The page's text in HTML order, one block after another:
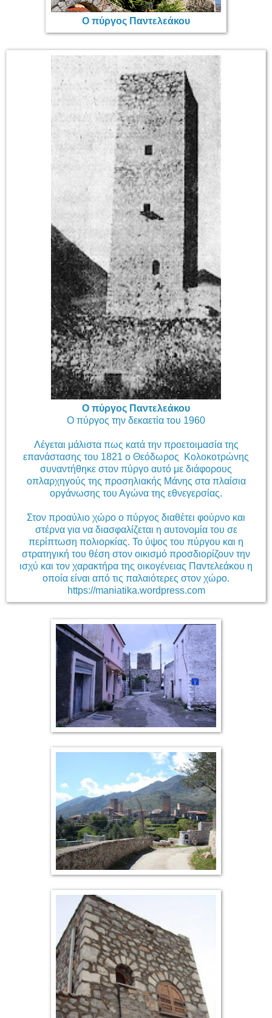
Ο πύργος Παντελεάκου
Ο πύργος Παντελεάκου
Ο πύργος την δεκαετία του 1960
Λέγεται μάλιστα πως κατά την προετοιμασία της
επανάστασης του 1821 ο Θεόδωρος Κολοκοτρώνης
συναντήθηκε στον πύργο αυτό με διάφορους
οπλαρχηγούς της προσηλιακής Μάνης στα πλαίσια
οργάνωσης του Αγώνα της εθνεγερσίας.
Στον προαύλιο χώρο ο πύργος διαθέτει φούρνο και
στέρνα για να διασφαλίζεται η αυτονομία του σε
περίπτωση πολιορκίας. Το ύψος του πύργου και η
στρατηγική του θέση στον οικισμό προσδιορίζουν την
ισχύ και τον χαρακτήρα της οικογένειας Παντελεάκου η
οποία είναι από τις παλαιότερες στον χώρο.
https://maniatika.wordpress.com